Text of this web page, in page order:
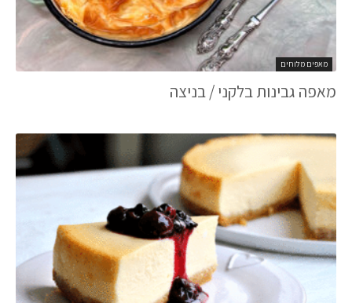
מאפים מלוחים
מאפה גבינות בלקני / בניצה